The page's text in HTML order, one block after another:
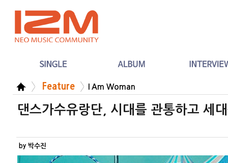
Feature I Am Woman
댄스가수유랑단, 시대를 관통하고 세
by 박수진